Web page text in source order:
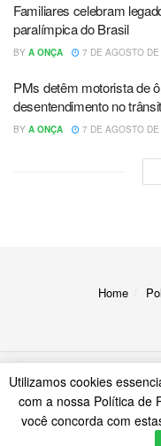
Familiares celebram
paralímpica do Brasil
BY A ONÇA 7 DE AGOSTO
PMs detêm motorista de
desentendimento no
BY A ONÇA 7 DE AGOSTO
Home
Utilizamos cookies
com a nossa Política de
você concorda com